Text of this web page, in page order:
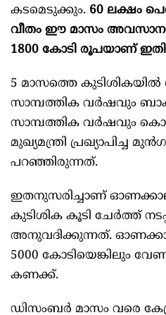
കടമെടുക്കും. 60 ലക്ഷം
വീതം ഈ മാസം
1800 കോടി രൂപയാണ്
5 മാസത്തെ
സാമ്പത്തിക വർഷവും
സാമ്പത്തിക വർഷവും
മുഖ്യമന്ത്രി പ്രഖ്യാപിച്ച
പറഞ്ഞിരുന്നത്.
ഇതനുസരിച്ചാണ്
കുടിശിക കൂടി ചേർത്ത്
അനുവദിക്കുന്നത്.
5000 കോടിയെങ്കിലും
കണക്ക്.
ഡിസംബർ മാസം വരെ